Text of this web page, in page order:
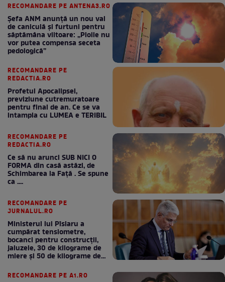
RECOMANDARE PE ANTENA3.RO
Șefa ANM anunță un nou val
de caniculă și furtuni pentru
săptămâna viitoare: „Ploile nu
vor putea compensa seceta
pedologică”
RECOMANDARE PE
REDACTIA.RO
Profetul Apocalipsei,
previziune cutremuratoare
pentru final de an. Ce se va
intampla cu LUMEA e TERIBIL
RECOMANDARE PE
REDACTIA.RO
Ce să nu arunci SUB NICI O
FORMA din casă astăzi, de
Schimbarea la Față . Se spune
ca ....
RECOMANDARE PE
JURNALUL.RO
Ministerul lui Pîslaru a
cumpărat tensiometre,
bocanci pentru construcții,
jaluzele, 30 de kilograme de
miere și 50 de kilograme de
RECOMANDARE PE A1.RO